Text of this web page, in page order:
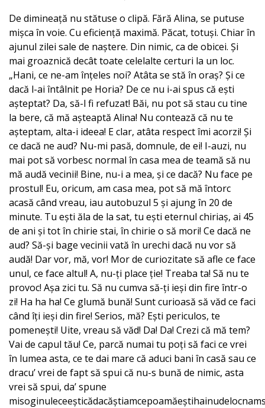
De dimineață nu stătuse o clipă. Fără Alina, se putuse
mișca în voie. Cu eficiență maximă. Păcat, totuși. Chiar în
ajunul zilei sale de naștere. Din nimic, ca de obicei. Și
mai groaznică decât toate celelalte certuri la un loc.
„Hani, ce ne-am înțeles noi? Atâta se stă în oraș? Și ce
dacă l-ai întâlnit pe Horia? De ce nu i-ai spus că ești
așteptat? Da, să-l fi refuzat! Băi, nu pot să stau cu tine
la bere, că mă așteaptă Alina! Nu contează că nu te
așteptam, alta-i ideea! E clar, atâta respect îmi acorzi! Și
ce dacă ne aud? Nu-mi pasă, domnule, de ei! I-auzi, nu
mai pot să vorbesc normal în casa mea de teamă să nu
mă audă vecinii! Bine, nu-i a mea, și ce dacă? Nu face pe
prostul! Eu, oricum, am casa mea, pot să mă întorc
acasă când vreau, iau autobuzul 5 și ajung în 20 de
minute. Tu ești ăla de la sat, tu ești eternul chiriaș, ai 45
de ani și tot în chirie stai, în chirie o să mori! Ce dacă ne
aud? Să-și bage vecinii vată în urechi dacă nu vor să
audă! Dar vor, mă, vor! Mor de curiozitate să afle ce face
unul, ce face altul! A, nu-ți place ție! Treaba ta! Să nu te
provoc! Așa zici tu. Să nu cumva să-ți ieși din fire într-o
zi! Ha ha ha! Ce glumă bună! Sunt curioasă să văd ce faci
când îți ieși din fire! Serios, mă? Ești periculos, te
pomenești! Uite, vreau să văd! Da! Da! Crezi că mă tem?
Vai de capul tău! Ce, parcă numai tu poți să faci ce vrei
în lumea asta, ce te dai mare că aduci bani în casă sau ce
dracuʼ vrei de fapt să spui că nu-s bună de nimic, asta
vrei să spui, da’ spune